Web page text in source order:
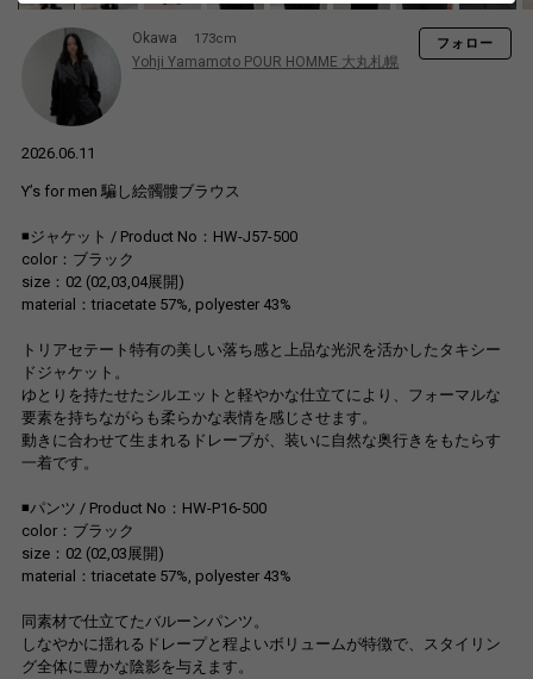
Okawa 173cm
Yohji Yamamoto POUR HOMME 大丸札幌
フォロー
2026.06.11
Y’s for men 騙し絵髑髏ブラウス
◾️ジャケット / Product No：HW-J57-500
color：ブラック
size：02 (02,03,04展開)
material：triacetate 57%, polyester 43%
トリアセテート特有の美しい落ち感と上品な光沢を活かしたタキシー
ドジャケット。
ゆとりを持たせたシルエットと軽やかな仕立てにより、フォーマルな
要素を持ちながらも柔らかな表情を感じさせます。
動きに合わせて生まれるドレープが、装いに自然な奥行きをもたらす
一着です。
◾️パンツ / Product No：HW-P16-500
color：ブラック
size：02 (02,03展開)
material：triacetate 57%, polyester 43%
同素材で仕立てたバルーンパンツ。
しなやかに揺れるドレープと程よいボリュームが特徴で、スタイリン
グ全体に豊かな陰影を与えます。